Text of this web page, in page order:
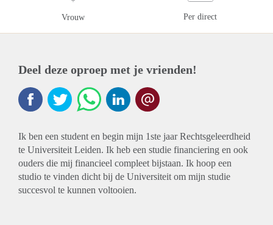
Vrouw Per direct
Deel deze oproep met je vrienden!
Ik ben een student en begin mijn 1ste jaar Rechtsgeleerdheid
te Universiteit Leiden. Ik heb een studie financiering en ook
ouders die mij financieel compleet bijstaan. Ik hoop een
studio te vinden dicht bij de Universiteit om mijn studie
succesvol te kunnen voltooien.